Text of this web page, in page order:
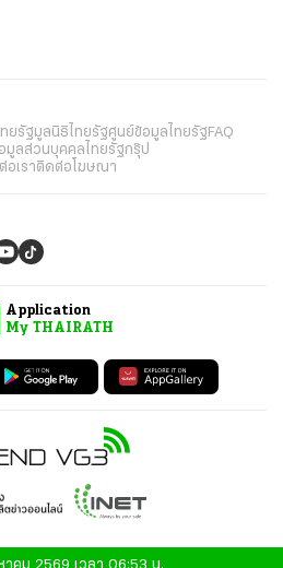
ยรัฐมูลนิธิไทยรัฐศูนย์ข้อมูลไทยรัฐFAQ
มูลส่วนบุคคลไทยรัฐกรุ๊ป
อเราติดต่อโฆษณา
Application
My THAIRATH